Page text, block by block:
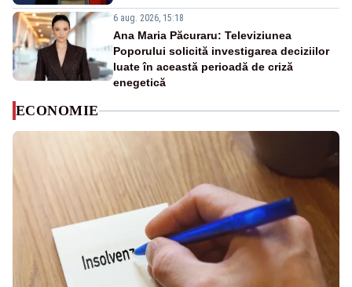
6 aug. 2026, 15:18
Ana Maria Păcuraru: Televiziunea
Poporului solicită investigarea deciziilor
luate în această perioadă de criză
enegetică
ECONOMIE